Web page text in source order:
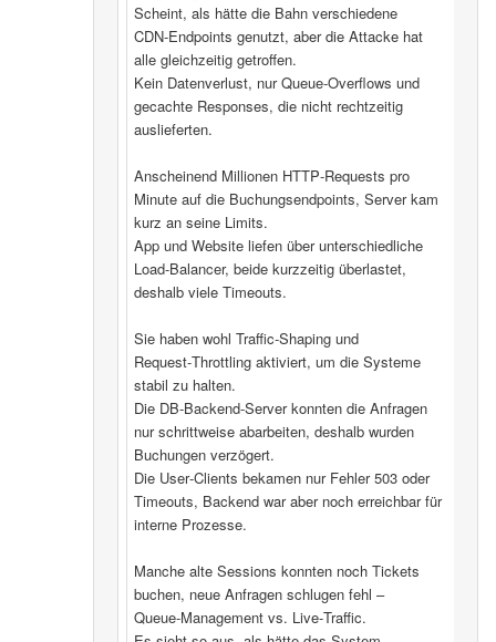
Scheint, als hätte die Bahn verschiedene
CDN‑Endpoints genutzt, aber die Attacke hat
alle gleichzeitig getroffen.
Kein Datenverlust, nur Queue‑Overflows und
gecachte Responses, die nicht rechtzeitig
auslieferten.
Anscheinend Millionen HTTP‑Requests pro
Minute auf die Buchungsendpoints, Server kam
kurz an seine Limits.
App und Website liefen über unterschiedliche
Load‑Balancer, beide kurzzeitig überlastet,
deshalb viele Timeouts.
Sie haben wohl Traffic‑Shaping und
Request‑Throttling aktiviert, um die Systeme
stabil zu halten.
Die DB‑Backend-Server konnten die Anfragen
nur schrittweise abarbeiten, deshalb wurden
Buchungen verzögert.
Die User‑Clients bekamen nur Fehler 503 oder
Timeouts, Backend war aber noch erreichbar für
interne Prozesse.
Manche alte Sessions konnten noch Tickets
buchen, neue Anfragen schlugen fehl –
Queue‑Management vs. Live‑Traffic.